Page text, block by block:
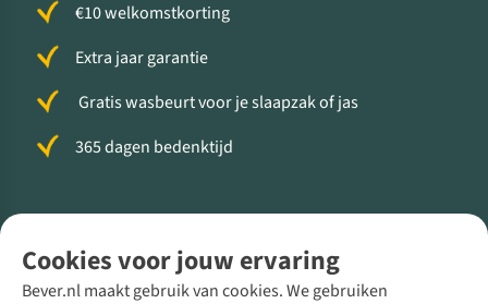
Cookies voor jouw ervaring
Bever.nl maakt gebruik van cookies. We gebruiken
€10 welkomstkorting
Extra jaar garantie
Gratis wasbeurt voor je slaapzak of jas
365 dagen bedenktijd